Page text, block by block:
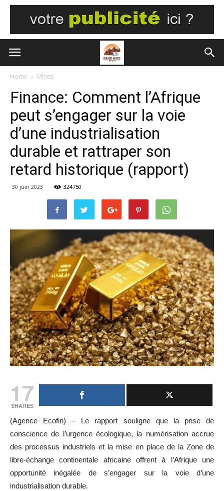
Home Mines
Finance: Comment l’Afrique
peut s’engager sur la voie
d’une industrialisation
durable et rattraper son
retard historique (rapport)
30 juin 2023 324750
17
SHARES
(Agence Ecofin) – Le rapport souligne que la prise de
conscience de l’urgence écologique, la numérisation accrue
des processus industriels et la mise en place de la Zone de
libre-échange continentale africaine offrent à l’Afrique une
opportunité inégalée de s’engager sur la voie d’une
industrialisation durable.